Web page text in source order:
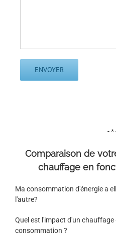
- *
Comparaison de
chauffage en
Ma consommation d'énergie a
l'autre?
Quel est l'impact d'un
consommation ?